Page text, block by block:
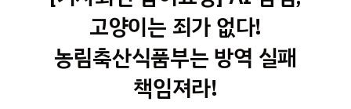
고양이는 죄가 없다!
농림축산식품부는 방역 실패
책임져라!